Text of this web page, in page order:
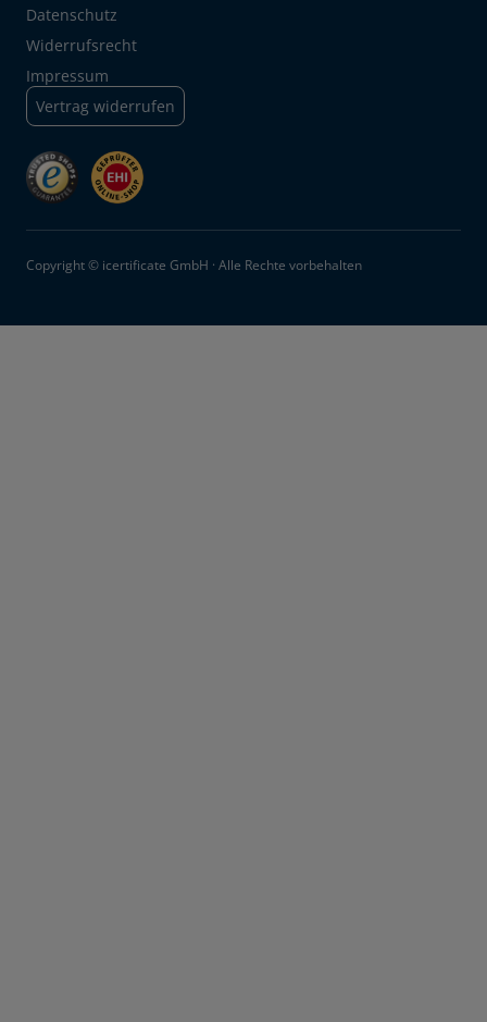
Datenschutz
Widerrufsrecht
Impressum
Vertrag widerrufen
Copyright © icertificate GmbH · Alle Rechte vorbehalten